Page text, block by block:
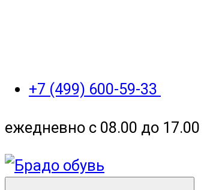
+7 (499) 600-59-33
ежедневно с 08.00 до 17.00